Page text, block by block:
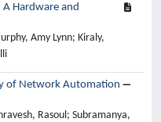
Hardware and
Amy Lynn; Kiraly,
of Network Automation
Rasoul; Subramanya,